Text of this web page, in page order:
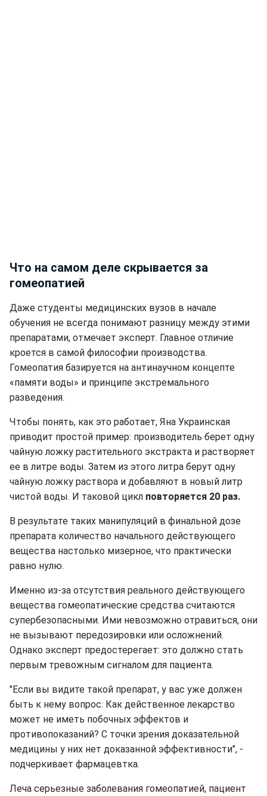
Что на самом деле скрывается за
гомеопатией
Даже студенты медицинских вузов в начале
обучения не всегда понимают разницу между этими
препаратами, отмечает эксперт. Главное отличие
кроется в самой философии производства.
Гомеопатия базируется на антинаучном концепте
«памяти воды» и принципе экстремального
разведения.
Чтобы понять, как это работает, Яна Украинская
приводит простой пример: производитель берет одну
чайную ложку растительного экстракта и растворяет
ее в литре воды. Затем из этого литра берут одну
чайную ложку раствора и добавляют в новый литр
чистой воды. И таковой цикл повторяется 20 раз.
В результате таких манипуляций в финальной дозе
препарата количество начального действующего
вещества настолько мизерное, что практически
равно нулю.
Именно из-за отсутствия реального действующего
вещества гомеопатические средства считаются
супербезопасными. Ими невозможно отравиться, они
не вызывают передозировки или осложнений.
Однако эксперт предостерегает: это должно стать
первым тревожным сигналом для пациента.
"Если вы видите такой препарат, у вас уже должен
быть к нему вопрос. Как действенное лекарство
может не иметь побочных эффектов и
противопоказаний? С точки зрения доказательной
медицины у них нет доказанной эффективности", -
подчеркивает фармацевтка.
Леча серьезные заболевания гомеопатией, пациент